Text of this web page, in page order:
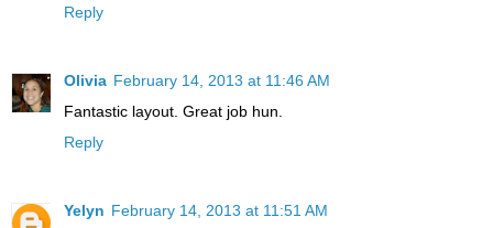
Reply
Olivia February 14, 2013 at 11:46 AM
Fantastic layout. Great job hun.
Reply
Yelyn February 14, 2013 at 11:51 AM